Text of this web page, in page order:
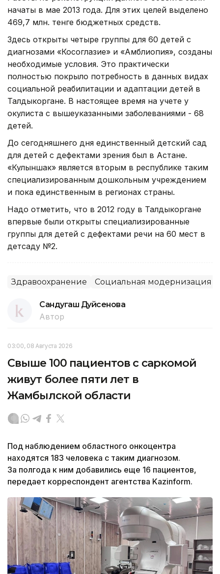
начаты в мае 2013 года. Для этих целей выделено
469,7 млн. тенге бюджетных средств.
Здесь открыты четыре группы для 60 детей с
диагнозами «Косоглазие» и «Амблиопия», созданы
необходимые условия. Это практически
полностью покрыло потребность в данных видах
социальной реабилитации и адаптации детей в
Талдыкоргане. В настоящее время на учете у
окулиста с вышеуказанными заболеваниями - 68
детей.
До сегодняшнего дня единственный детский сад
для детей с дефектами зрения был в Астане.
«Кулыншак» является вторым в республике таким
специализированным дошкольным учреждением
и пока единственным в регионах страны.
Надо отметить, что в 2012 году в Талдыкоргане
впервые были открыты специализированные
группы для детей с дефектами речи на 60 мест в
детсаду №2.
Здравоохранение Социальная модернизация
Сандугаш Дуйсенова
Автор
03:00, 08 Августа 2026
Свыше 100 пациентов с саркомой
живут более пяти лет в
Жамбылской области
Под наблюдением областного онкоцентра
находятся 183 человека с таким диагнозом.
За полгода к ним добавились еще 16 пациентов,
передает корреспондент агентства Kazinform.